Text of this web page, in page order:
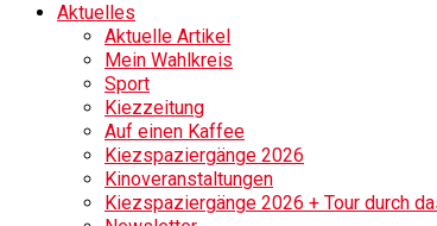
Aktuelles
Aktuelle Artikel
Mein Wahlkreis
Sport
Kiezzeitung
Auf einen Kaffee
Kiezspaziergänge 2026
Kinoveranstaltungen
Kiezspaziergänge 2026 + Tour durch